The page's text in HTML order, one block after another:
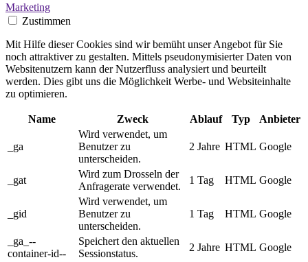
Marketing
Zustimmen
Mit Hilfe dieser Cookies sind wir bemüht unser Angebot für Sie
noch attraktiver zu gestalten. Mittels pseudonymisierter Daten von
Websitenutzern kann der Nutzerfluss analysiert und beurteilt
werden. Dies gibt uns die Möglichkeit Werbe- und Websiteinhalte
zu optimieren.
Name Zweck Ablauf Typ Anbieter
_ga
Wird verwendet, um
Benutzer zu
unterscheiden.
2 Jahre HTML Google
_gat
Wird zum Drosseln der
Anfragerate verwendet.
1 Tag HTML Google
_gid
Wird verwendet, um
Benutzer zu
unterscheiden.
1 Tag HTML Google
_ga_--
container-id--
Speichert den aktuellen
Sessionstatus.
2 Jahre HTML Google